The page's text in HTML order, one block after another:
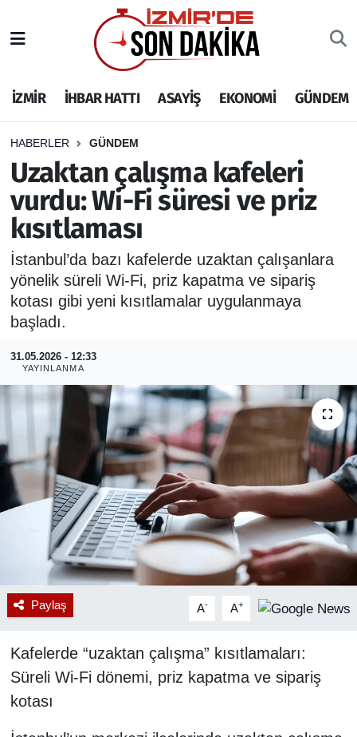
İZMİR İHBAR HATTI ASAYİŞ EKONOMİ GÜNDEM
HABERLER GÜNDEM
Uzaktan çalışma kafeleri
vurdu: Wi-Fi süresi ve priz
kısıtlaması
İstanbul’da bazı kafelerde uzaktan çalışanlara
yönelik süreli Wi-Fi, priz kapatma ve sipariş
kotası gibi yeni kısıtlamalar uygulanmaya
başladı.
31.05.2026 - 12:33
YAYINLANMA
Paylaş A- A+
Kafelerde “uzaktan çalışma” kısıtlamaları:
Süreli Wi-Fi dönemi, priz kapatma ve sipariş
kotası
İHBAR HATTI
DEPREM
GENEL
EKONOMİ
SİYASET
SPOR
RESMİ REKLAM
İzmir Nöbetçi Eczaneler
İzmir Hava Durumu
İzmir Namaz Vakitleri
İzmir Trafik Yoğunluk Haritası
Puan Durumu ve Fikstür
Tüm Manşetler
Son Dakika Haberleri